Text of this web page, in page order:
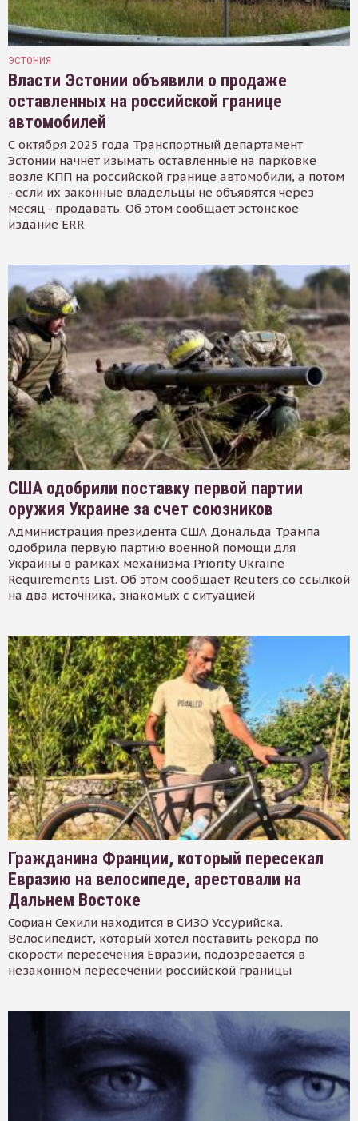
ЭСТОНИЯ
Власти Эстонии объявили о продаже
оставленных на российской границе
автомобилей
С октября 2025 года Транспортный департамент
Эстонии начнет изымать оставленные на парковке
возле КПП на российской границе автомобили, а потом
- если их законные владельцы не объявятся через
месяц - продавать. Об этом сообщает эстонское
издание ERR
США одобрили поставку первой партии
оружия Украине за счет союзников
Администрация президента США Дональда Трампа
одобрила первую партию военной помощи для
Украины в рамках механизма Priority Ukraine
Requirements List. Об этом сообщает Reuters со ссылкой
на два источника, знакомых с ситуацией
Гражданина Франции, который пересекал
Евразию на велосипеде, арестовали на
Дальнем Востоке
Софиан Сехили находится в СИЗО Уссурийска.
Велосипедист, который хотел поставить рекорд по
скорости пересечения Евразии, подозревается в
незаконном пересечении российской границы